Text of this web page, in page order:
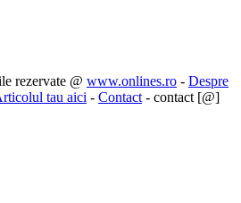
rezervate @ www.onlines.ro - Despre
tau aici - Contact - contact [@]